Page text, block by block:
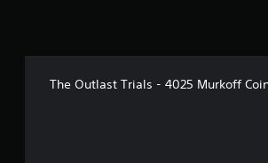
The Outlast Trials - 4025 Murkoff